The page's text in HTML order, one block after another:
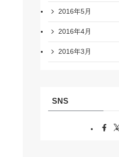
2016年5月
2016年4月
2016年3月
SNS